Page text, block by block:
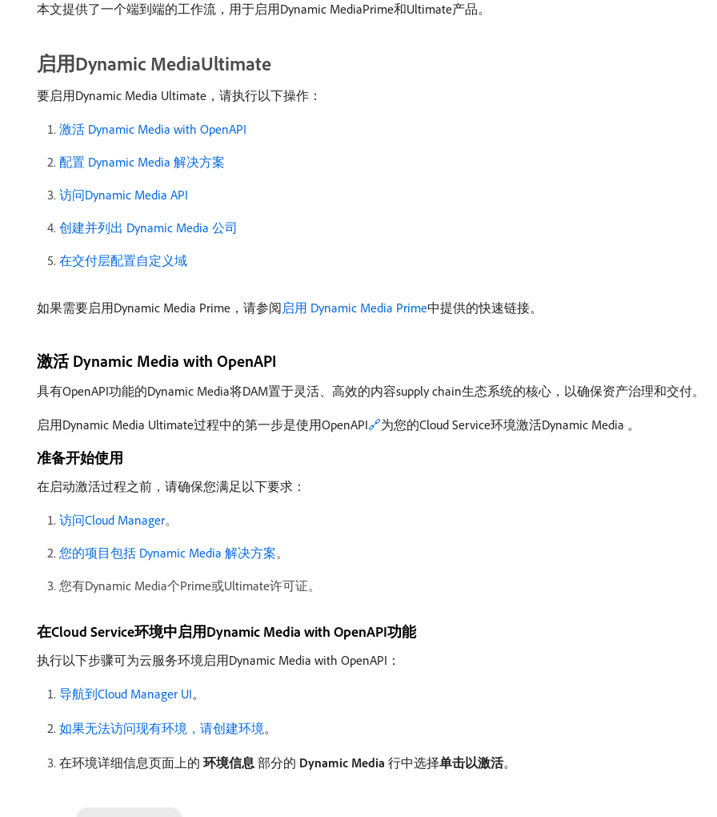
本文提供了一个端到端的工作流，用于启用Dynamic MediaPrime和Ultimate产品。
启用Dynamic MediaUltimate
要启用Dynamic Media Ultimate，请执行以下操作：
激活 Dynamic Media with OpenAPI
配置 Dynamic Media 解决方案
访问Dynamic Media API
创建并列出 Dynamic Media 公司
在交付层配置自定义域
如果需要启用Dynamic Media Prime，请参阅启用 Dynamic Media Prime中提供的快速链接。
激活 Dynamic Media with OpenAPI
具有OpenAPI功能的Dynamic Media将DAM置于灵活、高效的内容supply chain生态系统的核心，以确保资产治理和交付。
启用Dynamic Media Ultimate过程中的第一步是使用OpenAPI🔗为您的Cloud Service环境激活Dynamic Media 。
准备开始使用
在启动激活过程之前，请确保您满足以下要求：
访问Cloud Manager。
您的项目包括 Dynamic Media 解决方案。
您有Dynamic Media个Prime或Ultimate许可证。
在Cloud Service环境中启用Dynamic Media with OpenAPI功能
执行以下步骤可为云服务环境启用Dynamic Media with OpenAPI：
导航到Cloud Manager UI。
如果无法访问现有环境，请创建环境。
在环境详细信息页面上的​ 环境信息 ​部分的​ Dynamic Media ​行中选择​单击以激活。